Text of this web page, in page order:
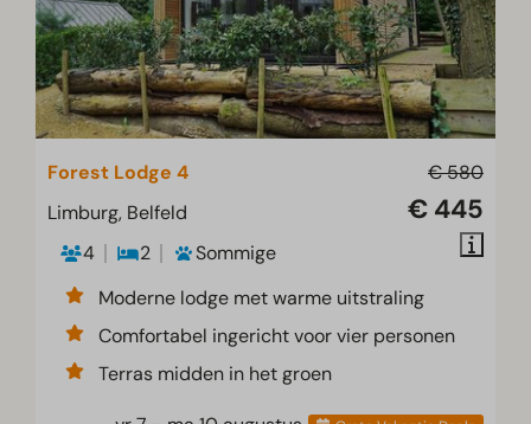
€ 580
€ 445
Forest Lodge 4
Limburg, Belfeld
4
2
Sommige
Moderne lodge met warme uitstraling
Comfortabel ingericht voor vier personen
Terras midden in het groen